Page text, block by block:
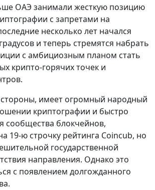
ОАЭ занимали жесткую позицию
с запретами на
несколько лет начался
и теперь стремятся набрать
с амбициозным планом стать
крипто-горячих точек и
стороны, имеет огромный народный
криптографии и быстро
сообщества блокчейнов,
19-ю строчку рейтинга Coincub, но
государственной
направления. Однако это
с появлением долгожданного